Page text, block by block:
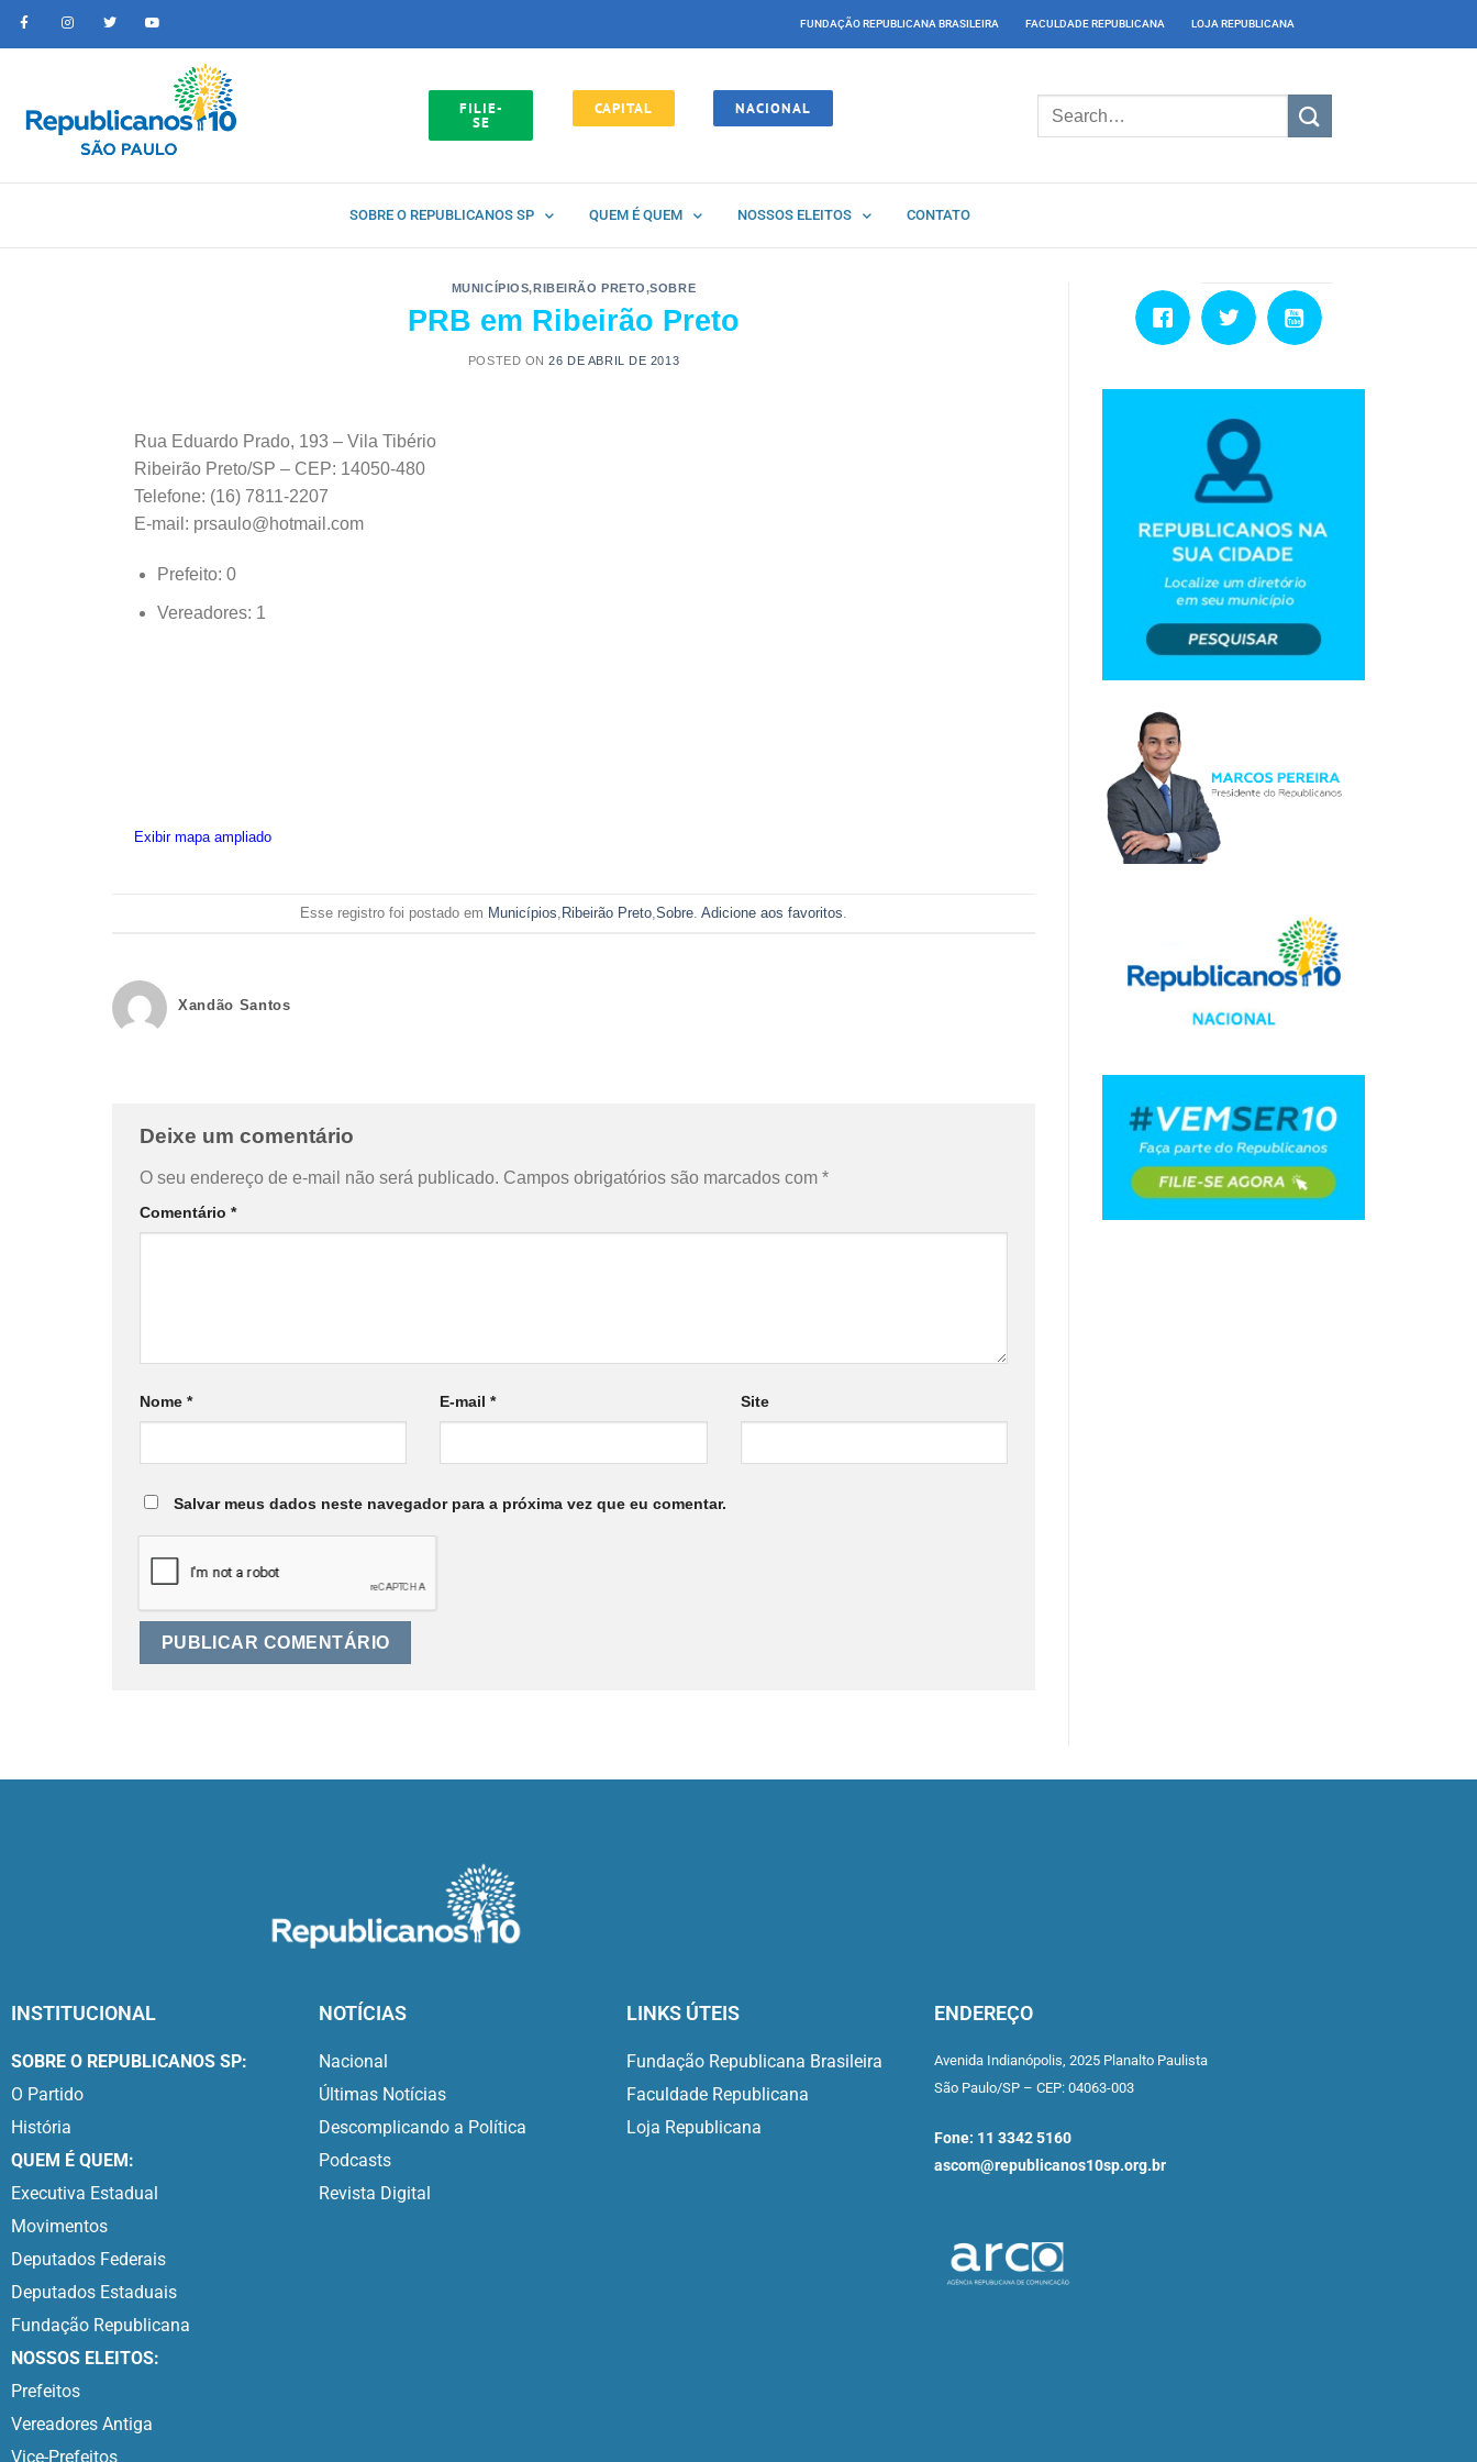
FUNDAÇÃO REPUBLICANA BRASILEIRA FACULDADE REPUBLICANA LOJA REPUBLICANA
FILIE-
SE
CAPITAL NACIONAL
SOBRE O REPUBLICANOS SP QUEM É QUEM NOSSOS ELEITOS CONTATO
MUNICÍPIOS,RIBEIRÃO PRETO,SOBRE
PRB em Ribeirão Preto
POSTED ON26 DE ABRIL DE 2013
Rua Eduardo Prado, 193 – Vila Tibério
Ribeirão Preto/SP – CEP: 14050-480
Telefone: (16) 7811-2207
E-mail: prsaulo@hotmail.com
Prefeito: 0
Vereadores: 1
Exibir mapa ampliado
Esse registro foi postado em Municípios Ribeirão Preto Sobre Adicione aos favoritos
Xandão Santos
Deixe um comentário
O seu endereço de e-mail não será publicado. Campos obrigatórios são marcados com *
Comentário *
Nome * E-mail* Site
Salvar meus dados neste navegador para a próxima vez que eu comentar.
INSTITUCIONAL
SOBRE O REPUBLICANOS SP:
O Partido
História
QUEM É QUEM:
Executiva Estadual
Movimentos
Deputados Federais
Deputados Estaduais
Fundação Republicana
NOSSOS ELEITOS:
Prefeitos
Vereadores Antiga
Vice-Prefeitos
NOTÍCIAS
Nacional
Últimas Notícias
Descomplicando a Política
Podcasts
Revista Digital
LINKS ÚTEIS
Fundação Republicana Brasileira
Faculdade Republicana
Loja Republicana
ENDEREÇO
Avenida Indianópolis, 2025 Planalto Paulista
São Paulo/SP – CEP: 04063-003
Fone: 11 3342 5160
ascom@republicanos10sp.org.br